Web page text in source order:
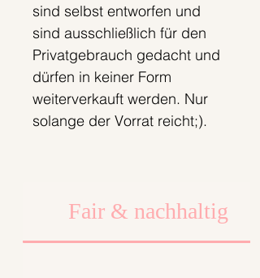
sind selbst entworfen und
sind ausschließlich für den
Privatgebrauch gedacht und
dürfen in keiner Form
weiterverkauft werden. Nur
solange der Vorrat reicht;).
Fair & nachhaltig